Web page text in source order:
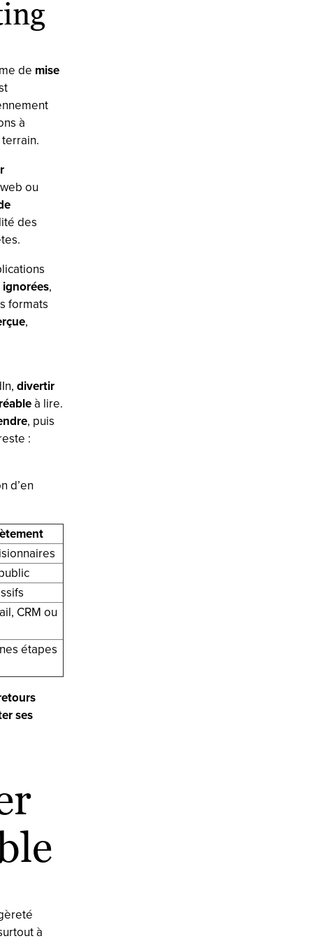
de mise
à
ou
des
ignorées,
formats
,
divertir
à lire.
, puis
:
d’en
CRM ou
étapes
ses
à